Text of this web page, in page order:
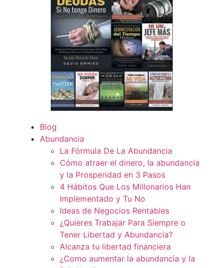
Blog
Abundancia
La Fórmula De La Abundancia
Cómo atraer el dinero, la abundancia
y la Prosperidad en 3 Pasos
4 Hábitos Que Los Millonarios Han
Implementado y Tu No
Ideas de Negocios Rentables
¿Quieres Trabajar Para Siempre o
Tener Libertad y Abundancia?
Alcanza tu libertad financiera
¿Como aumentar la abundancia y la